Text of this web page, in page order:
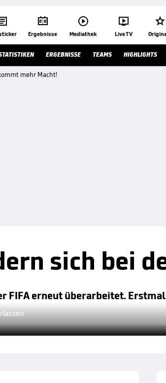

Ergebnisse

Mediathek

Live TV

ERGEBNISSE TEAMS HIGHLIGHTS
mehr Macht!
sich bei
FIFA erneut überarbeitet.